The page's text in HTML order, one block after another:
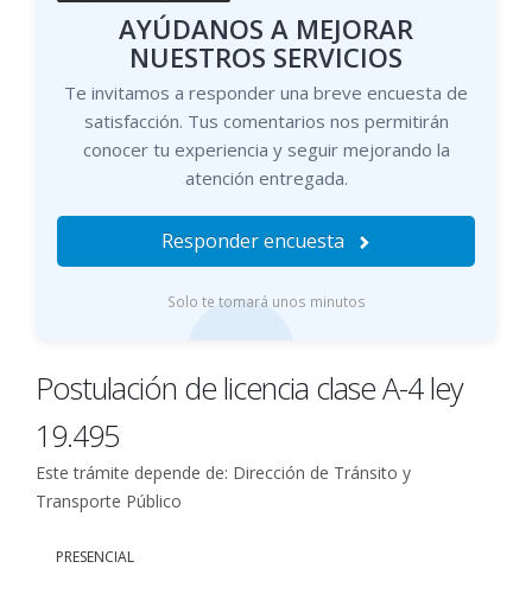
AYÚDANOS A MEJORAR
NUESTROS SERVICIOS
Te invitamos a responder una breve encuesta de
satisfacción. Tus comentarios nos permitirán
conocer tu experiencia y seguir mejorando la
atención entregada.
Responder encuesta
Solo te tomará unos minutos
Postulación de licencia clase A-4 ley
19.495
Este trámite depende de: Dirección de Tránsito y
Transporte Público
PRESENCIAL